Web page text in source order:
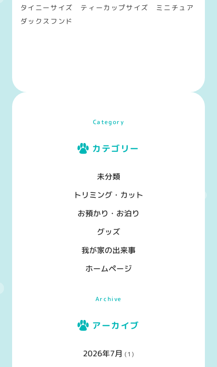
タイニーサイズ ティーカップサイズ ミニチュア
ダックスフンド
Category
カテゴリー
未分類
トリミング・カット
お預かり・お泊り
グッズ
我が家の出来事
ホームページ
Archive
アーカイブ
2026年7月 (1)